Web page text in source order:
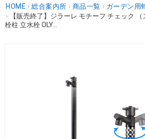
HOME › 総合案内所 › 商品一覧 › ガーデン用
›
【販売終了】ジラーレ モチーフ チェック
栓柱 立水栓 OLY...